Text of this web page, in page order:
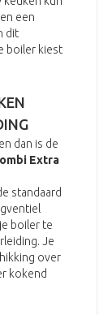
een
dit
boiler kiest
dan is de
Extra
standaard
boiler te
Je
over
kokend